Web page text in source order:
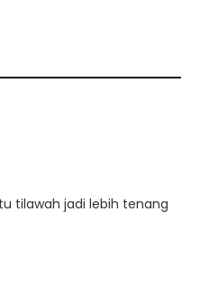
tilawah jadi lebih tenang